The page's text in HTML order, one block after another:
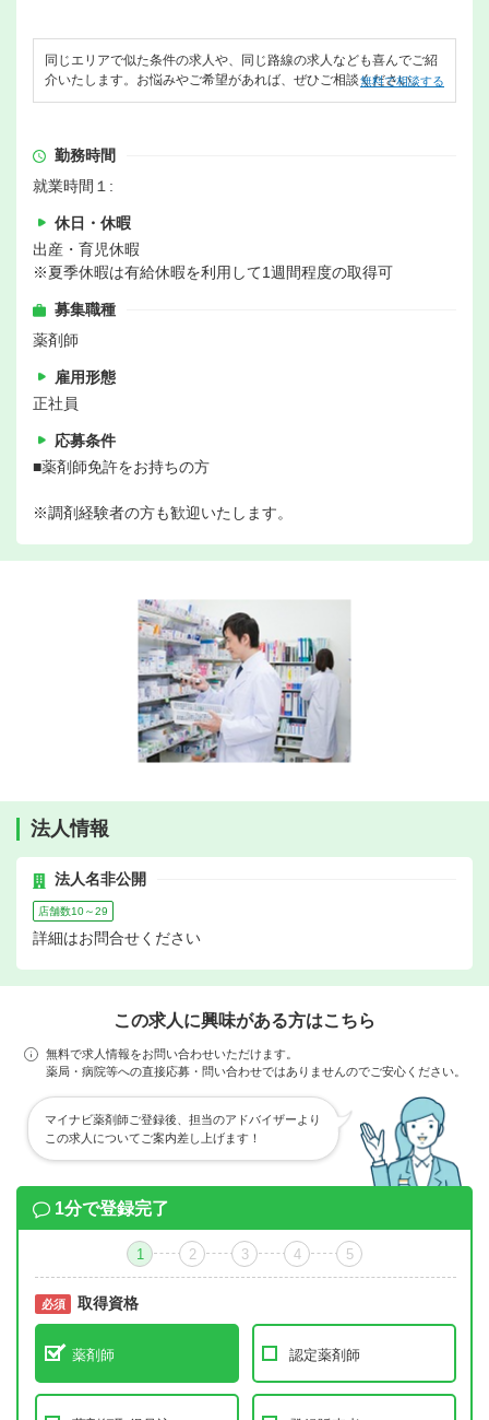
同じエリアで似た条件の求人や、同じ路線の求人なども喜んでご紹
介いたします。お悩みやご希望があれば、ぜひご相談ください。
無料で相談する
勤務時間
就業時間１:
休日・休暇
出産・育児休暇
※夏季休暇は有給休暇を利用して1週間程度の取得可
募集職種
薬剤師
雇用形態
正社員
応募条件
■薬剤師免許をお持ちの方
※調剤経験者の方も歓迎いたします。
法人情報
法人名非公開
店舗数10～29
詳細はお問合せください
この求人に興味がある方はこちら
無料で求人情報をお問い合わせいただけます。
薬局・病院等への直接応募・問い合わせではありませんのでご安心ください。
マイナビ薬剤師ご登録後、担当のアドバイザーより
この求人についてご案内差し上げます！
1分で登録完了
1 2 3 4 5
必須 取得資格
薬剤師 認定薬剤師